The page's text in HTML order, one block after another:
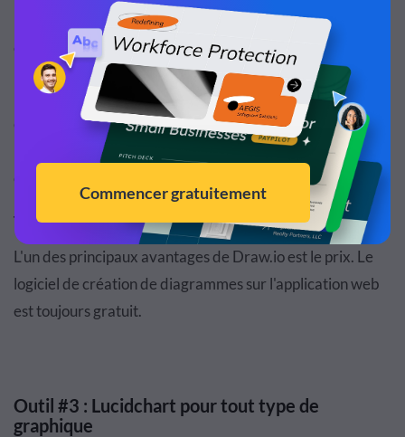
informaticiens, les administrateurs réseau, les designers
et les analystes de processus.
N'importe qui peut également utiliser Draw.ios'il a besoin
de créer facilement un diagramme sans coût élevé. En
Draw.io est utile pour ceux qui ont besoin de
Tarification
L'un des principaux avantages de Draw.ioest le prix. Le
logiciel de création de diagrammes sur l'application web
est toujours gratuit.
Outil #3 : Lucidchart pour tout type de
graphique